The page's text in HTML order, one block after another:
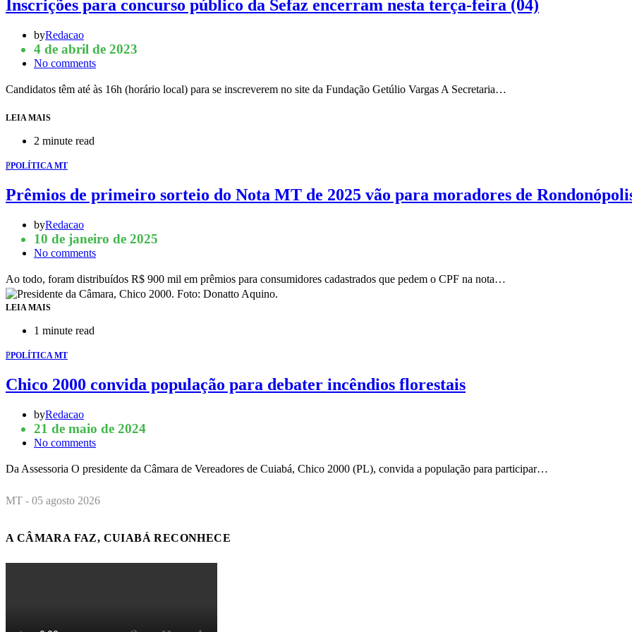
Inscrições para concurso público da Sefaz encerram nesta terça-feira (04)
byRedacao
4 de abril de 2023
No comments
Candidatos têm até às 16h (horário local) para se inscreverem no site da Fundação Getúlio Vargas A Secretaria…
LEIA MAIS
2 minute read
PPOLÍTICA MT
Prêmios de primeiro sorteio do Nota MT de 2025 vão para moradores de
byRedacao
10 de janeiro de 2025
No comments
Ao todo, foram distribuídos R$ 900 mil em prêmios para consumidores cadastrados que pedem o CPF na nota…
LEIA MAIS
1 minute read
PPOLÍTICA MT
Chico 2000 convida população para debater incêndios florestais
byRedacao
21 de maio de 2024
No comments
Da Assessoria O presidente da Câmara de Vereadores de Cuiabá, Chico 2000 (PL), convida a população para participar…
MT - 05 agosto 2026
A CÂMARA FAZ, CUIABÁ RECONHECE